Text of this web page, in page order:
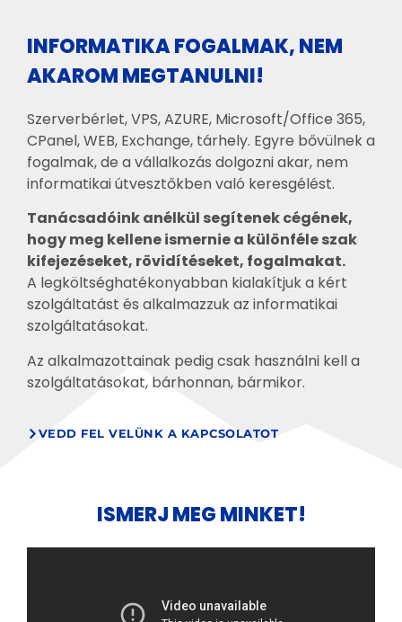
INFORMATIKA FOGALMAK, NEM
AKAROM MEGTANULNI!
Szerverbérlet, VPS, AZURE, Microsoft/Office 365,
CPanel, WEB, Exchange, tárhely. Egyre bővülnek a
fogalmak, de a vállalkozás dolgozni akar, nem
informatikai útvesztőkben való keresgélést.
Tanácsadóink anélkül segítenek cégének,
hogy meg kellene ismernie a különféle szak
kifejezéseket, rövidítéseket, fogalmakat.
A legköltséghatékonyabban kialakítjuk a kért
szolgáltatást és alkalmazzuk az informatikai
szolgáltatásokat.
Az alkalmazottainak pedig csak használni kell a
szolgáltatásokat, bárhonnan, bármikor.
VEDD FEL VELÜNK A KAPCSOLATOT
ISMERJ MEG MINKET!